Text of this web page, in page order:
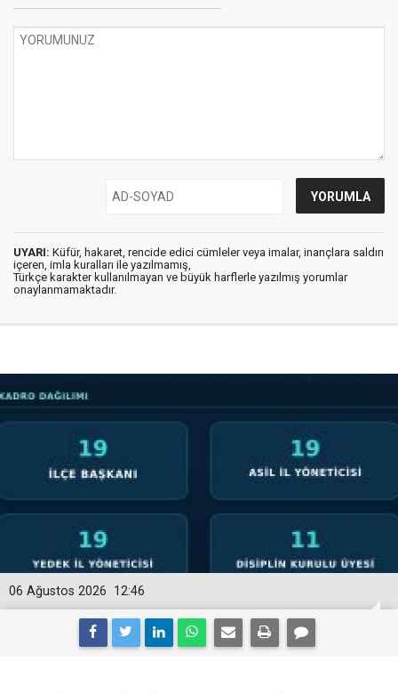
UYARI: Küfür, hakaret, rencide edici cümleler veya imalar, inançlara saldırı
içeren, imla kuralları ile yazılmamış,
Türkçe karakter kullanılmayan ve büyük harflerle yazılmış yorumlar
onaylanmamaktadır.
12:46
06 Ağustos 2026